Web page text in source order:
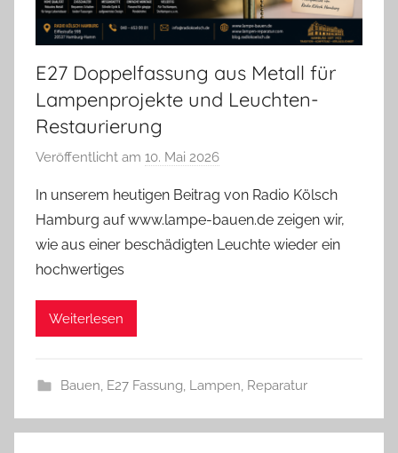
E27 Doppelfassung aus Metall für
Lampenprojekte und Leuchten-
Restaurierung
Veröffentlicht am 10. Mai 2026
n
A
n
In unserem heutigen Beitrag von Radio Kölsch
Hamburg auf www.lampe-bauen.de zeigen wir,
wie aus einer beschädigten Leuchte wieder ein
hochwertiges
Weiterlesen
Bauen, E27 Fassung, Lampen, Reparatur